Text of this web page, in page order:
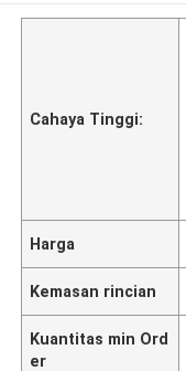
Cahaya Tinggi:
Harga
Kemasan rincian
Kuantitas min Ord
er